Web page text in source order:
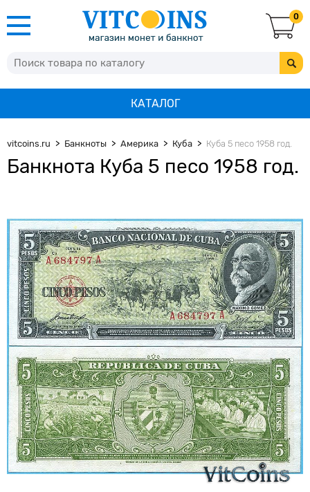
0
КАТАЛОГ
vitcoins.ru Банкноты Америка Куба Куба 5 песо 1958 год.
Банкнота Куба 5 песо 1958 год.